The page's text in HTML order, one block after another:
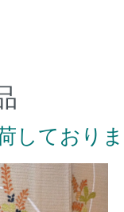
しており